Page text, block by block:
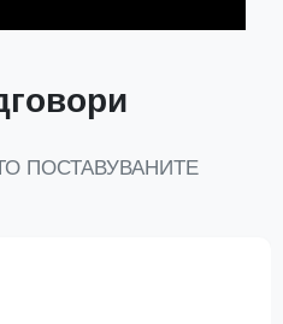
ПОСТАВУВАНИТЕ